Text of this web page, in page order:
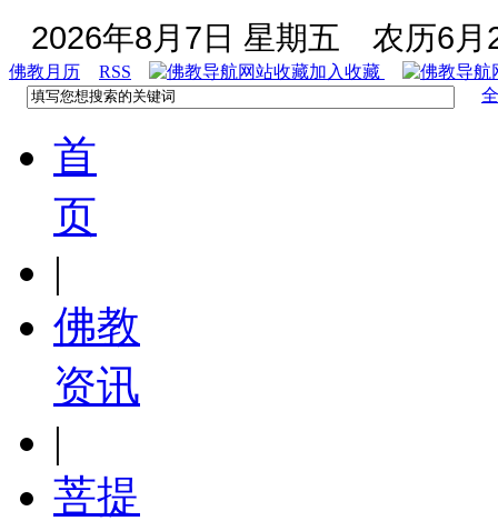
2026年8月7日 星期五 农历6月
佛教月历 RSS
加入收藏
首
页
|
佛教
资讯
|
菩提